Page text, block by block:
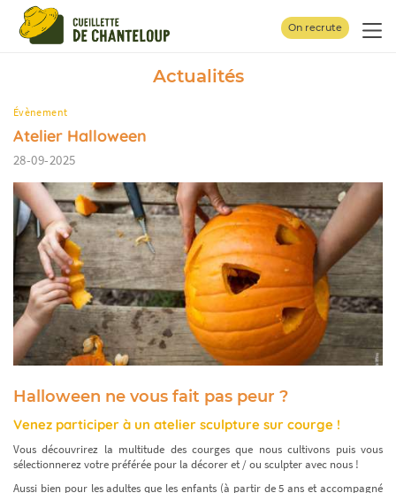
On recrute
Actualités
Évènement
Atelier Halloween
28-09-2025
Halloween ne vous fait pas peur ?
Venez participer à un atelier sculpture sur courge !
Vous découvrirez la multitude des courges que nous cultivons puis vous
sélectionnerez votre préférée pour la décorer et / ou sculpter avec nous !
Aussi bien pour les adultes que les enfants (à partir de 5 ans et accompagné
Panneau de gestion des cookies